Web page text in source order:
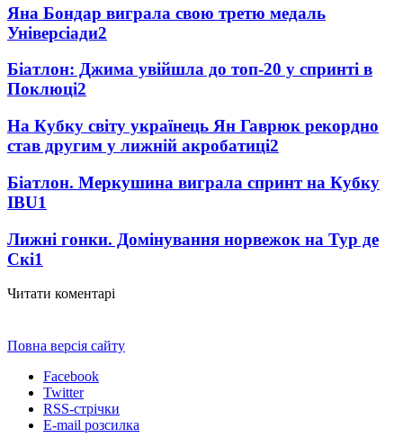
Яна Бондар виграла свою третю медаль
Універсіади2
Біатлон: Джима увійшла до топ-20 у спринті в
Поклюці2
На Кубку світу українець Ян Гаврюк рекордно
став другим у лижній акробатиці2
Біатлон. Меркушина виграла спринт на Кубку
IBU1
Лижні гонки. Домінування норвежок на Тур де
Скі1
Читати коментарі
Повна версія сайту
Facebook
Twitter
RSS-стрічки
E-mail розсилка